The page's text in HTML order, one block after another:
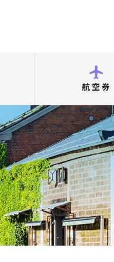
航空券